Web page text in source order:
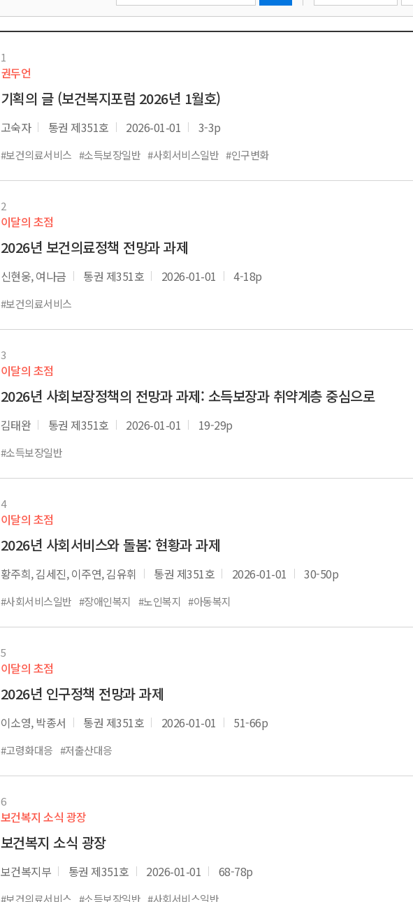
1
권두언
기획의 글 (보건복지포럼 2026년 1월호)
고숙자 통권 제351호 2026-01-01 3-3p
#보건의료서비스 #소득보장일반 #사회서비스일반 #인구변화
2
이달의 초점
2026년 보건의료정책 전망과 과제
신현웅, 여나금 통권 제351호 2026-01-01 4-18p
#보건의료서비스
3
이달의 초점
2026년 사회보장정책의 전망과 과제: 소득보장과 취약계층 중심으로
김태완 통권 제351호 2026-01-01 19-29p
#소득보장일반
4
이달의 초점
2026년 사회서비스와 돌봄: 현황과 과제
황주희, 김세진, 이주연, 김유휘 통권 제351호 2026-01-01 30-50p
#사회서비스일반 #장애인복지 #노인복지 #아동복지
5
이달의 초점
2026년 인구정책 전망과 과제
이소영, 박종서 통권 제351호 2026-01-01 51-66p
#고령화대응 #저출산대응
6
보건복지 소식 광장
보건복지 소식 광장
보건복지부 통권 제351호 2026-01-01 68-78p
#보건의료서비스 #소득보장일반 #사회서비스일반